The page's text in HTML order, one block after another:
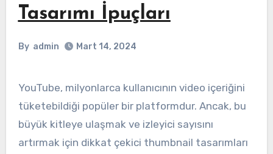
Tasarımı İpuçları
By admin Mart 14, 2024
YouTube, milyonlarca kullanıcının video içeriğini
tüketebildiği popüler bir platformdur. Ancak, bu
büyük kitleye ulaşmak ve izleyici sayısını
artırmak için dikkat çekici thumbnail tasarımları